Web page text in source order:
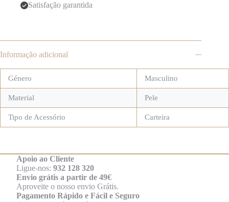
Satisfação garantida
Informação adicional
Género Masculino
Material Pele
Tipo de Acessório Carteira
Apoio ao Cliente
Ligue-nos: 932 128 320
Envio grátis a partir de 49€
Aproveite o nosso envio Grátis.
Pagamento Rápido e Fácil e Seguro